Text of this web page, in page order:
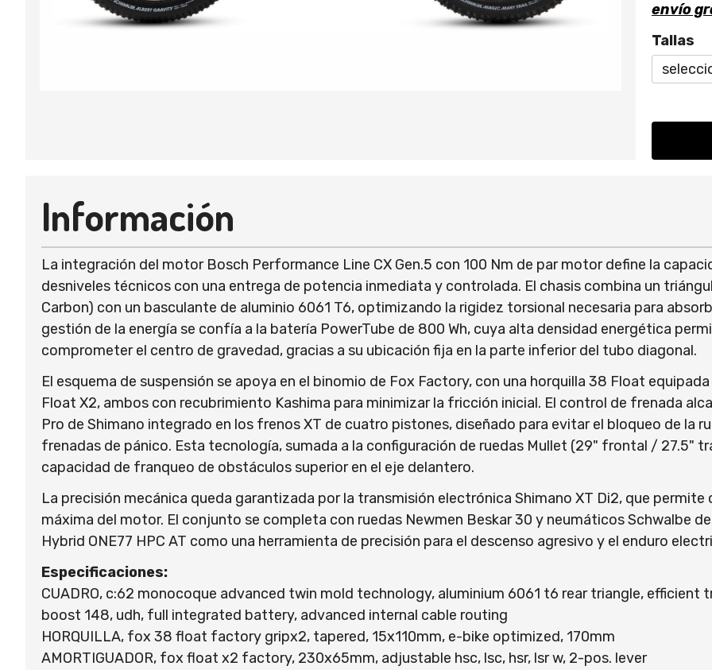
envío
Tallas
Información
La integración del motor Bosch Performance Line CX Gen.5 con 100 Nm de par motor define la
desniveles técnicos con una entrega de potencia inmediata y controlada. El chasis combina un
Carbon) con un basculante de aluminio 6061 T6, optimizando la rigidez torsional necesaria para
gestión de la energía se confía a la batería PowerTube de 800 Wh, cuya alta densidad energética
comprometer el centro de gravedad, gracias a su ubicación fija en la parte inferior del tubo diagonal.
El esquema de suspensión se apoya en el binomio de Fox Factory, con una horquilla 38 Float
Float X2, ambos con recubrimiento Kashima para minimizar la fricción inicial. El control de frenada
Pro de Shimano integrado en los frenos XT de cuatro pistones, diseñado para evitar el bloqueo de la
frenadas de pánico. Esta tecnología, sumada a la configuración de ruedas Mullet (29" frontal / 27.5"
capacidad de franqueo de obstáculos superior en el eje delantero.
La precisión mecánica queda garantizada por la transmisión electrónica Shimano XT Di2, que
máxima del motor. El conjunto se completa con ruedas Newmen Beskar 30 y neumáticos Schwalbe
Hybrid ONE77 HPC AT como una herramienta de precisión para el descenso agresivo y el enduro
Especificaciones:
CUADRO, c:62 monocoque advanced twin mold technology, aluminium 6061 t6 rear triangle,
boost 148, udh, full integrated battery, advanced internal cable routing
HORQUILLA, fox 38 float factory gripx2, tapered, 15x110mm, e-bike optimized, 170mm
AMORTIGUADOR, fox float x2 factory, 230x65mm, adjustable hsc, lsc, hsr, lsr w, 2-pos. lever